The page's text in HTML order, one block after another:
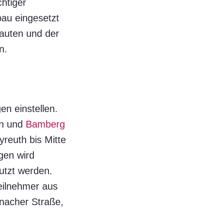
eingesetzt
und der
einstellen.
und Bamberg
bis Mitte
wird
werden.
aus
Straße,